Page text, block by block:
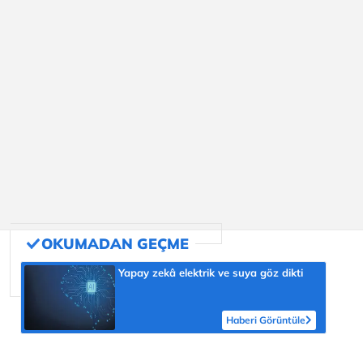
Yapay zekâ elektrik ve suya göz dikti
Haberi Görüntüle